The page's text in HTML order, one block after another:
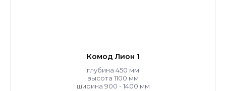
Комод Лион 1
глубина 450 мм
высота 1100 мм
ширина 900 - 1400 мм